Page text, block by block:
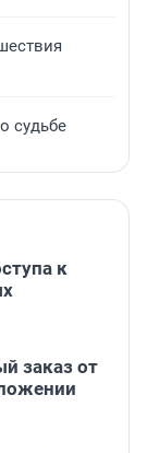
судьбе
к
заказ от